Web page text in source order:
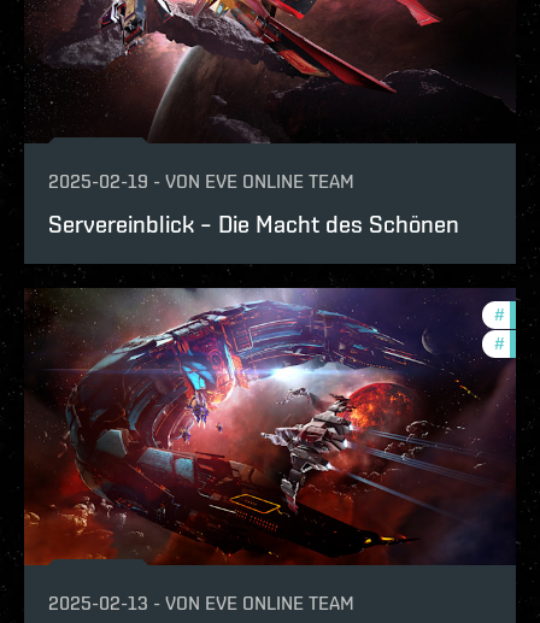
2025-02-19 - VON EVE ONLINE TEAM
Servereinblick – Die Macht des Schönen
#
#
2025-02-13 - VON EVE ONLINE TEAM